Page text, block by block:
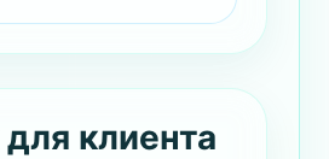
клиента